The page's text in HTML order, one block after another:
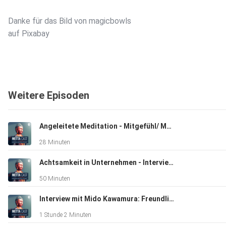
Danke für das Bild von magicbowls
auf Pixabay
Weitere Episoden
Angeleitete Meditation - Mitgefühl/ Metta
28 Minuten
Achtsamkeit in Unternehmen - Interview mit Anja Gatzsche
50 Minuten
Interview mit Mido Kawamura: Freundlichkeit zu uns selbst und tiefe Entspannung
1 Stunde 2 Minuten